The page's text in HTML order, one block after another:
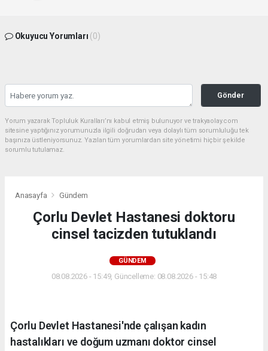
Okuyucu Yorumları (0)
Gönder
Yorum yazarak Topluluk Kuralları’nı kabul etmiş bulunuyor ve trakyaolay.com
sitesine yaptığınız yorumunuzla ilgili doğrudan veya dolaylı tüm sorumluluğu tek
başınıza üstleniyorsunuz. Yazılan tüm yorumlardan site yönetimi hiçbir şekilde
sorumlu tutulamaz.
Anasayfa Gündem
Çorlu Devlet Hastanesi doktoru
cinsel tacizden tutuklandı
GÜNDEM
08.08.2026 - 15:49, Güncelleme: 08.08.2026 - 15:48
Çorlu Devlet Hastanesi'nde çalışan kadın
hastalıkları ve doğum uzmanı doktor cinsel